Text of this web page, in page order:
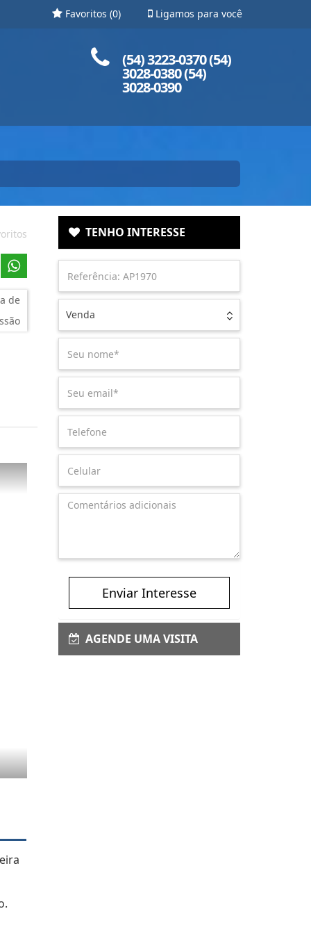
Ligamos para você
Favoritos (0)
(54) 3223-0370 (54)
3028-0380 (54)
3028-0390
de
TENHO INTERESSE
Venda
Enviar Interesse
AGENDE UMA VISITA